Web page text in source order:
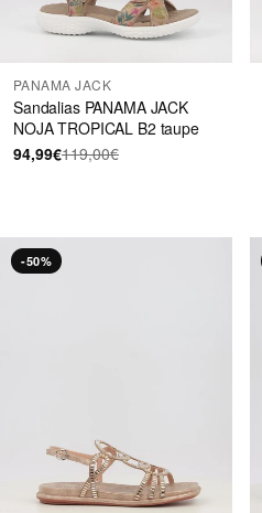
PANAMA JACK
Sandalias PANAMA JACK
NOJA TROPICAL B2 taupe
94,99€119,00€
-50%